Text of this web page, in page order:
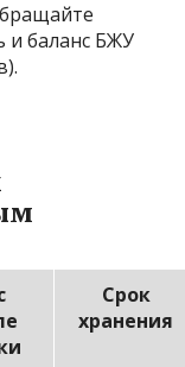
и баланс БЖУ
Срок
хранения